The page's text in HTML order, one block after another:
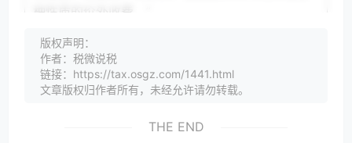
种性质的价外收费。”
合同执行后，销售方收取的违约金属于价外费用，
版权声明：
作者：税微说税
链接：https://tax.osgz.com/1441.html
文章版权归作者所有，未经允许请勿转载。
THE END